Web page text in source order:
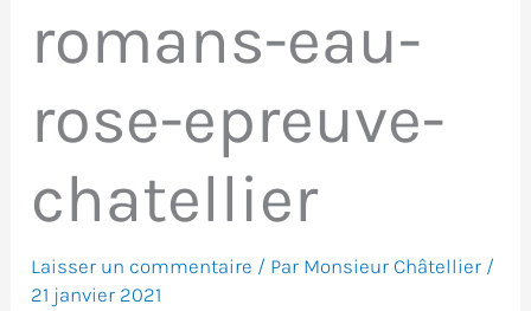
romans-eau-
rose-epreuve-
chatellier
Laisser un commentaire / Par Monsieur Châtellier /
21 janvier 2021